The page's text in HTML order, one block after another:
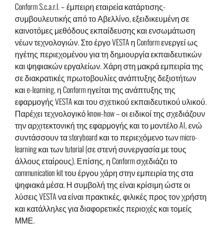
Conform S.c.a.r.l. – έμπειρη εταιρεία κατάρτισης-
συμβουλευτικής από το Αβελλίνο, εξειδικευμένη σε
καινοτόμες μεθόδους εκπαίδευσης και ενσωμάτωση
νέων τεχνολογιών. Στο έργο VESTA η Conform ενεργεί ως
ηγέτης περιεχομένου για τη δημιουργία εκπαιδευτικών
και ψηφιακών εργαλείων. Χάρη στη μακρά εμπειρία της
σε διακρατικές πρωτοβουλίες ανάπτυξης δεξιοτήτων
και e-learning, η Conform ηγείται της ανάπτυξης της
εφαρμογής VESTA και του σχετικού εκπαιδευτικού υλικού.
Παρέχει τεχνολογικό know-how – οι ειδικοί της σχεδιάζουν
την αρχιτεκτονική της εφαρμογής και το μοντέλο AI, ενώ
συντάσσουν τα storyboard και το περιεχόμενο των micro-
learning και των tutorial (σε στενή συνεργασία με τους
άλλους εταίρους). Επίσης, η Conform σχεδιάζει το
communication kit του έργου χάρη στην εμπειρία της στα
ψηφιακά μέσα. Η συμβολή της είναι κρίσιμη ώστε οι
λύσεις VESTA να είναι πρακτικές, φιλικές προς τον χρήστη
και κατάλληλες για διαφορετικές περιοχές και τομείς
ΜΜΕ.